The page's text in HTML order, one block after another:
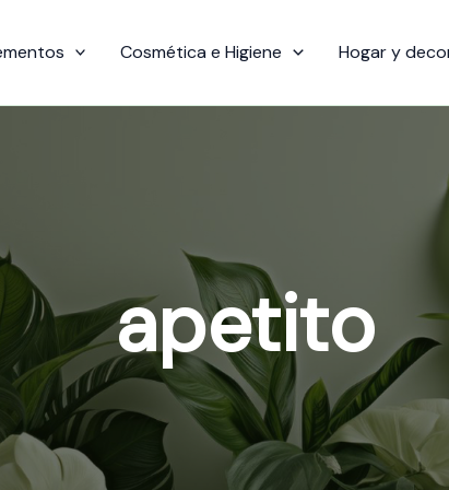
Cosmética e Higiene Hogar y
apetito